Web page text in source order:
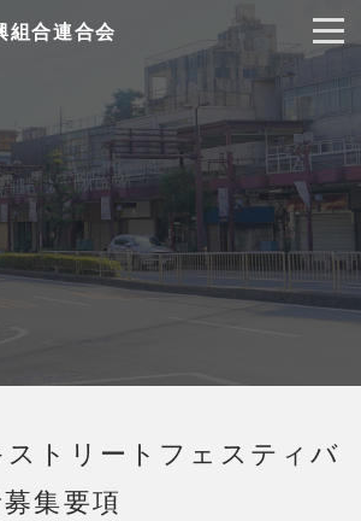
組合連合会
トリートフェスティバ
集要項